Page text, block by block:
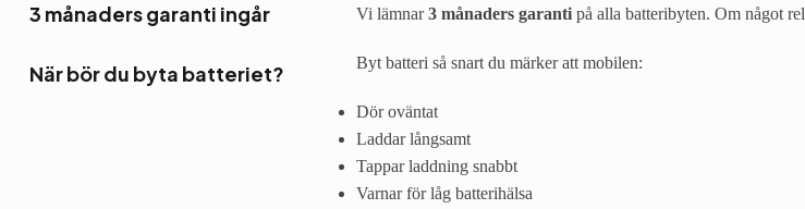
3 månaders garanti ingår Vi lämnar3 månaders garanti på alla batteribyten. Om något
När bör du byta batteriet? Byt batteri så snart du märker att mobilen:
Dör oväntat
Laddar långsamt
Tappar laddning snabbt
Varnar för låg batterihälsa